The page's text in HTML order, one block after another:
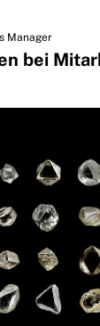
Manager
bei